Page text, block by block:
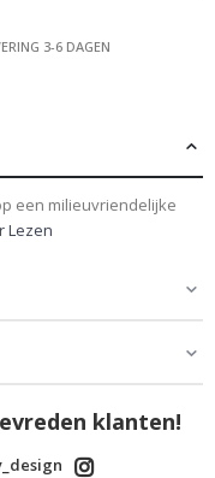
3-6 DAGEN
een milieuvriendelijke
Lezen
klanten!